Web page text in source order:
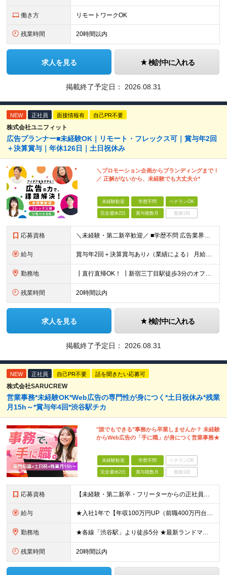
働き方 リモートワークOK
残業時間 20時間以内
求人を見る 検討中に入れる
掲載終了予定日： 2026.08.31
NEW 正社員 面接情報有 自己PR不要
株式会社ユニフィット
広告プランナー■未経験OK｜リモート・フレックス可｜賞与年2回
＋決算賞与｜年休126日｜土日祝休み
＼プロモーション企画からブランディングまで！
／ 正解がないから、未経験でも大丈夫☆*
未経験歓迎 学歴不問 ベテランOK
完全週休2日 賞与複数月 面接1回
応募資格 ＼未経験・第二新卒歓迎／ ■学歴不問 広告業界の知識や経験は一切不問。 未経験から活躍している先輩が多数在籍中です！ ＜こんな方にオススメです！＞ ◎広告・マーケティングの世界に興味がある ◎自
給与 賞与年2回＋決算賞与あり♪（業績による） 月給30万円～ ※上記月給額を目安として、経験や前職給与などを踏まえ、相談のうえ給与額が変動する可能性がございます。 ※試用期間中は賞与対象外となります。
勤務地 ┃直行直帰OK！ ┃新宿三丁目駅徒歩3分のオフィス ┃転勤なし 【本社】 東京都新宿区新宿5-13-9 太平洋不動産新宿ビル 2F ＼オフィスの雰囲気についてご紹介／ 落ち着いた色味でまとめられた
残業時間 20時間以内
求人を見る 検討中に入れる
掲載終了予定日： 2026.08.31
NEW 正社員 自己PR不要 話を聞きたい応募可
株式会社SARUCREW
営業事務*未経験OK*Web広告の専門性が身につく*土日祝休み*残業
月15h～*賞与年4回*渋谷駅チカ
"誰でもできる"事務から卒業しませんか？ 未経験
からWeb広告の「手に職」が身につく営業事務★
未経験歓迎 学歴不問 ベテランOK
完全週休2日 賞与複数月 面接1回
応募資格 【未経験・第二新卒・フリーターからの正社員デビュー大歓迎！】 ●学歴不問 ●基本的なPC操作ができる方（メール、チャット、スプレッドシートの入力等） ＼1つでも当てはまれば、まずはご応募ください！／
給与 ★入社1年で【年収100万円UP（前職400万円台⇒600万円台）】の実績あり！ ※前職の給与やご経験、能力を最大限に考慮し、お互いが納得いく形で決定します。 ■月給25万円～＋賞与年4回 ■想定
勤務地 ★各線「渋谷駅」より徒歩5分 ★最新ランドマークオフィスです！ ★転勤はありません 魅力POINT♪ ￣￣V￣￣￣ 道玄坂通りの新しいオフィスは渋谷駅からアクセス抜群！ 周辺の飲食店やショッピングス
残業時間 20時間以内